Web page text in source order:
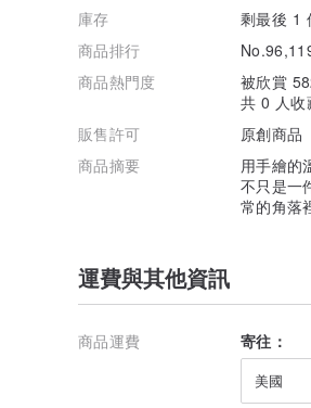
庫存
剩最後 1
商品排行
商品熱門度
被欣賞
共 0 人收
販售許可
原創商品
商品摘要
用手繪的
不只是一
常的角落
運費與其他資訊
商品運費 寄往：
美國